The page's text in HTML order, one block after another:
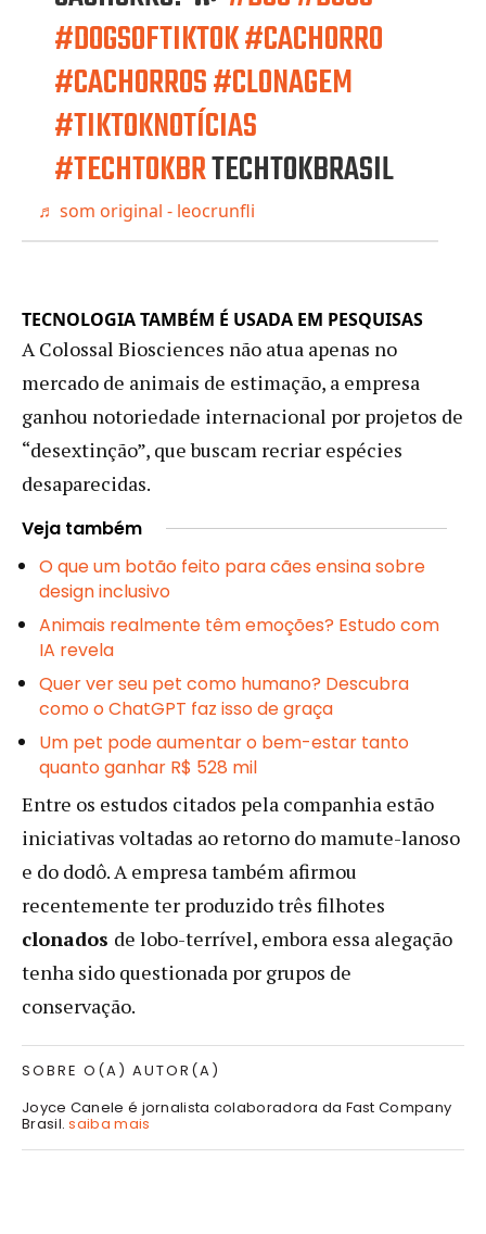
#DOGSOFTIKTOK#CACHORRO
#CACHORROS#CLONAGEM
#TIKTOKNOTÍCIAS
#TECHTOKBRTECHTOKBRASIL
♬ som original - leocrunfli
TECNOLOGIA TAMBÉM É USADA EM PESQUISAS
A Colossal Biosciences não atua apenas no
mercado de animais de estimação, a empresa
ganhou notoriedade internacional por projetos de
“desextinção”, que buscam recriar espécies
desaparecidas.
Veja também
O que um botão feito para cães ensina sobre
design inclusivo
Animais realmente têm emoções? Estudo com
IA revela
Quer ver seu pet como humano? Descubra
como o ChatGPT faz isso de graça
Um pet pode aumentar o bem-estar tanto
quanto ganhar R$ 528 mil
Entre os estudos citados pela companhia estão
iniciativas voltadas ao retorno do mamute-lanoso
e do dodô. A empresa também afirmou
recentemente ter produzido três filhotes
clonados de lobo-terrível, embora essa alegação
tenha sido questionada por grupos de
conservação.
SOBRE O(A) AUTOR(A)
Joyce Canele é jornalista colaboradora da Fast Company
Brasil.saiba mais